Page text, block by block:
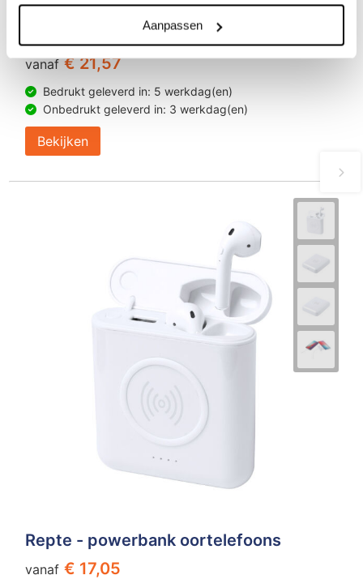
Aanpassen
BRAINZ ANC/ENC Display Earbuds Jade
vanaf € 21,57
Bedrukt geleverd in: 5 werkdag(en)
Onbedrukt geleverd in: 3 werkdag(en)
Bekijken
Repte - powerbank oortelefoons
vanaf € 17,05